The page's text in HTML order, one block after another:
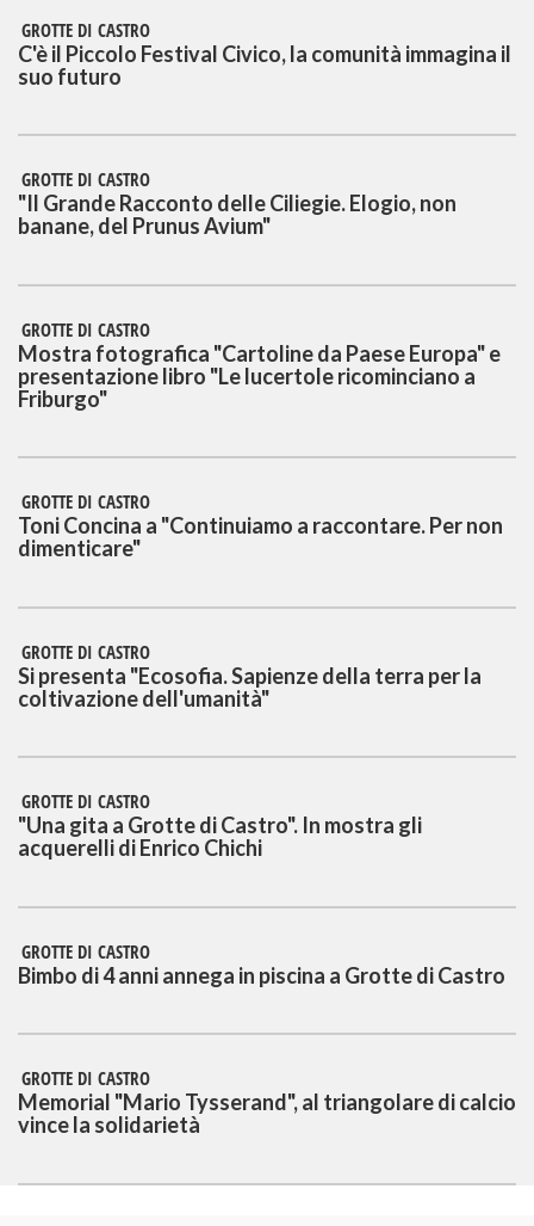
GROTTE DI CASTRO
C'è il Piccolo Festival Civico, la comunità immagina il
suo futuro
GROTTE DI CASTRO
"Il Grande Racconto delle Ciliegie. Elogio, non
banane, del Prunus Avium"
GROTTE DI CASTRO
Mostra fotografica "Cartoline da Paese Europa" e
presentazione libro "Le lucertole ricominciano a
Friburgo"
GROTTE DI CASTRO
Toni Concina a "Continuiamo a raccontare. Per non
dimenticare"
GROTTE DI CASTRO
Si presenta "Ecosofia. Sapienze della terra per la
coltivazione dell'umanità"
GROTTE DI CASTRO
"Una gita a Grotte di Castro". In mostra gli
acquerelli di Enrico Chichi
GROTTE DI CASTRO
Bimbo di 4 anni annega in piscina a Grotte di Castro
GROTTE DI CASTRO
Memorial "Mario Tysserand", al triangolare di calcio
vince la solidarietà